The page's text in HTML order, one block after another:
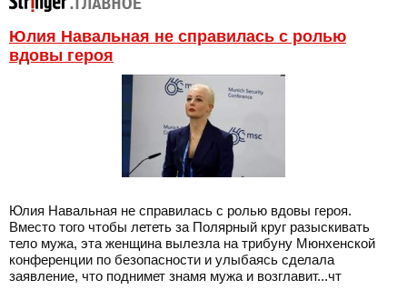
Юлия Навальная не справилась с ролью
вдовы героя
Юлия Навальная не справилась с ролью вдовы героя.
Вместо того чтобы лететь за Полярный круг разыскивать
тело мужа, эта женщина вылезла на трибуну Мюнхенской
конференции по безопасности и улыбаясь сделала
заявление, что поднимет знамя мужа и возглавит...чт